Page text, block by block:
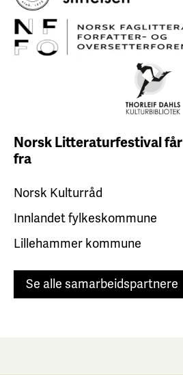
Norsk Litteraturfestival får
fra
Norsk Kulturråd
Innlandet fylkeskommune
Lillehammer kommune
Se alle samarbeidspartnere